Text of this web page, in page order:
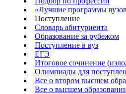
«Лучшие программы
Поступление
Словарь абитуриента
Образование за рубежом
Поступление в вуз
ЕГЭ
Итоговое сочинение
Олимпиады для
Все о втором высшем
Все о высшем